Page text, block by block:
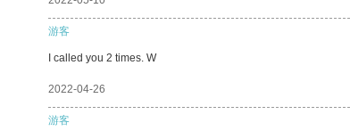
游客
I called you 2 times. W
2022-04-26
游客